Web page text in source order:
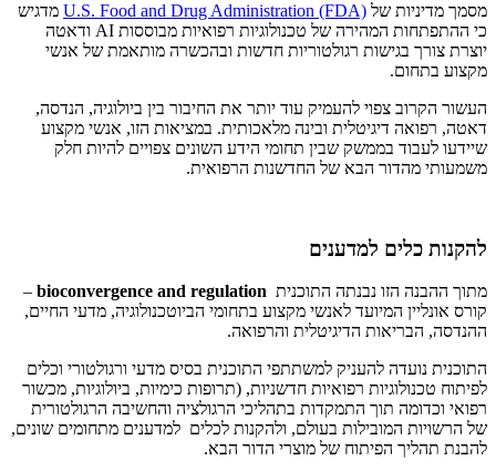
מסמך מדיניות של U.S. Food and Drug Administration (FDA) מדגיש
כי ההתפתחות המהירה של טכנולוגיות רפואיות מבוססות AI ודאטה
יוצרת צורך בגישות רגולטוריות חדשות ובהכשרה מותאמת של אנשי
מקצוע בתחום.
העשור הקרוב צפוי להעמיק עוד יותר את החיבור בין ביולוגיה, הנדסה,
דאטה, רפואה דיגיטלית ובינה מלאכותית. במציאות הזו, אנשי מקצוע
שיידעו לעבוד בממשק שבין תחומי הידע השונים צפויים להיות חלק
משמעותי מהדור הבא של החדשנות הרפואית.
להקנות כלים למדענים
מתוך ההבנה הזו נבנתה התוכנית bioconvergence and regulation
–
קורס אונליין המיועד לאנשי מקצוע בתחומי הביוטכנולוגיה, מדעי החיים,
ההנדסה, הבריאות הדיגיטלית והרפואה.
התוכנית נועדה להעניק למשתתפי התוכנית בסיס מדעי ורגולטורי וכלים
לפיתוח טכנולוגיות רפואיות חדשניות, (תרופות כימיות, ביולוגיות, מכשור
רפואי וכדומה תוך התמקדות בתהליכי הרגולציה והחשיבה הרגולטורית
של הרשויות המובילות בעולם, ולהקנות לכלים למדענים מתחומים שונים,
להבנת תהליך הפיתוח של מוצרי הדור הבא.